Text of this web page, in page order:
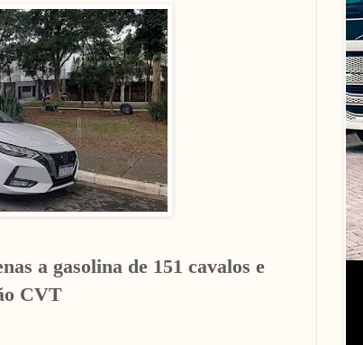
a gasolina de 151 cavalos e
CVT